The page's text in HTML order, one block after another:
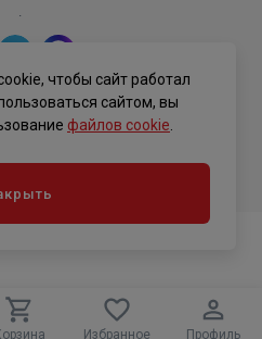
Избранное Профиль
.
чтобы сайт работал
сайтом, вы
файлов cookie